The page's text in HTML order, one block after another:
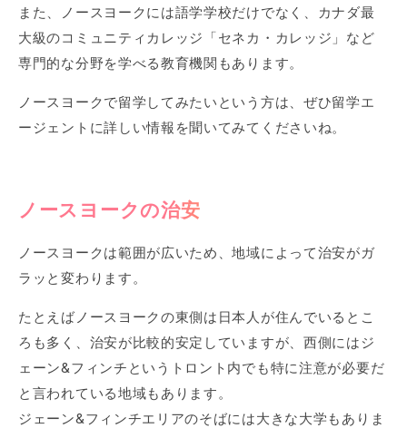
また、ノースヨークには語学学校だけでなく、カナダ最
大級のコミュニティカレッジ「セネカ・カレッジ」など
専門的な分野を学べる教育機関もあります。
ノースヨークで留学してみたいという方は、ぜひ留学エ
ージェントに詳しい情報を聞いてみてくださいね。
ノースヨークの治安
ノースヨークは範囲が広いため、地域によって治安がガ
ラッと変わります。
たとえばノースヨークの東側は日本人が住んでいるとこ
ろも多く、治安が比較的安定していますが、西側にはジ
ェーン&フィンチというトロント内でも特に注意が必要だ
と言われている地域もあります。
ジェーン&フィンチエリアのそばには大きな大学もありま